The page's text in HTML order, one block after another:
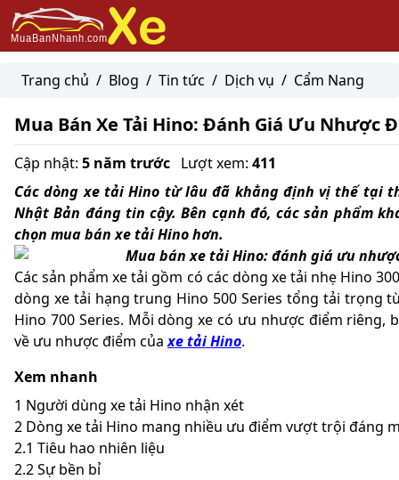
Trang chủ / Blog / Tin tức / Dịch vụ / Cẩm Nang
Mua Bán Xe Tải Hino: Đánh Giá Ưu Nhược
Cập nhật: 5 năm trước Lượt xem: 411
Các dòng xe tải Hino từ lâu đã khẳng định vị thế tại
Nhật Bản đáng tin cậy. Bên cạnh đó, các sản phẩm
chọn mua bán xe tải Hino hơn.
Các sản phẩm xe tải gồm có các dòng xe tải nhẹ Hino
dòng xe tải hạng trung Hino 500 Series tổng tải trọng
Hino 700 Series. Mỗi dòng xe có ưu nhược điểm riêng,
về ưu nhược điểm củaxe tải Hino.
Xem nhanh
1 Người dùng xe tải Hino nhận xét
2 Dòng xe tải Hino mang nhiều ưu điểm vượt trội đáng
2.1 Tiêu hao nhiên liệu
2.2Sự bền bỉ